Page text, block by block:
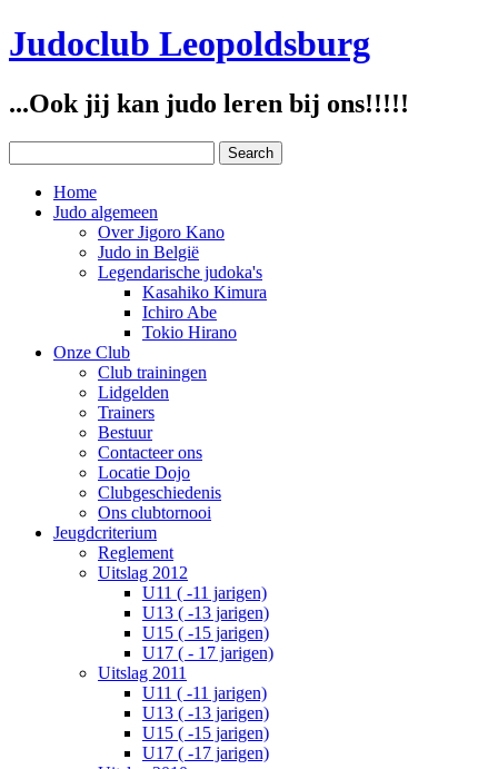
Judoclub Leopoldsburg
...Ook jij kan judo leren bij ons!!!!!
Home
Judo algemeen
Over Jigoro Kano
Judo in België
Legendarische judoka's
Kasahiko Kimura
Ichiro Abe
Tokio Hirano
Onze Club
Club trainingen
Lidgelden
Trainers
Bestuur
Contacteer ons
Locatie Dojo
Clubgeschiedenis
Ons clubtornooi
Jeugdcriterium
Reglement
Uitslag 2012
U11 ( -11 jarigen)
U13 ( -13 jarigen)
U15 ( -15 jarigen)
U17 ( - 17 jarigen)
Uitslag 2011
U11 ( -11 jarigen)
U13 ( -13 jarigen)
U15 ( -15 jarigen)
U17 ( -17 jarigen)